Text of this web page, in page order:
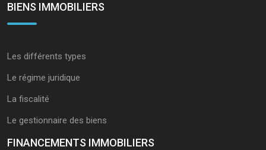
BIENS IMMOBILIERS
Les différents types
Le régime juridique
La fiscalité
Le gestionnaire des biens
FINANCEMENTS IMMOBILIERS